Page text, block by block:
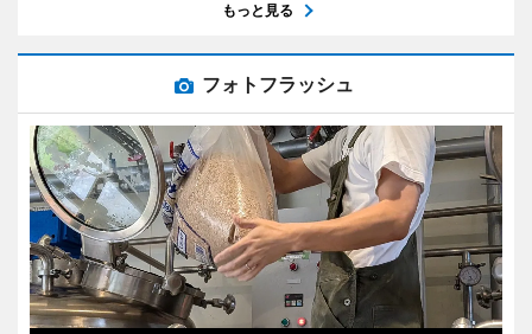
もっと見る
フォトフラッシュ